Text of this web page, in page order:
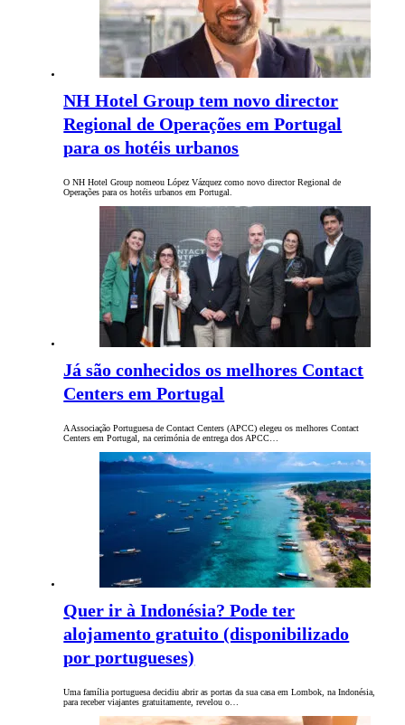
NH Hotel Group tem novo director
Regional de Operações em Portugal
para os hotéis urbanos
O NH Hotel Group nomeou López Vázquez como novo director Regional de
Operações para os hotéis urbanos em Portugal.
Já são conhecidos os melhores Contact
Centers em Portugal
A Associação Portuguesa de Contact Centers (APCC) elegeu os melhores Contact
Centers em Portugal, na cerimónia de entrega dos APCC…
Quer ir à Indonésia? Pode ter
alojamento gratuito (disponibilizado
por portugueses)
Uma família portuguesa decidiu abrir as portas da sua casa em Lombok, na Indonésia,
para receber viajantes gratuitamente, revelou o…